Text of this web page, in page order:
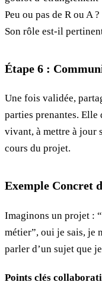
Peu ou pas de R ou A
Son rôle est-il
Étape 6 :
Une fois validée,
parties prenantes. Elle
vivant, à mettre à jour
cours du projet.
Exemple Concret
Imaginons un projet :
métier”, oui je sais, je
parler d’un sujet que
Points clés